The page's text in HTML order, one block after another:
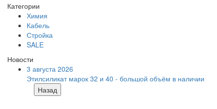
Категории
Химия
Кабель
Стройка
SALE
Новости
3 августа 2026
Этилсиликат марок 32 и 40 - большой объём в наличии
Назад